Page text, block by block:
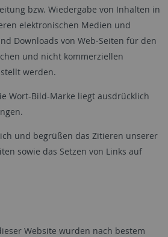
bzw. Wiedergabe von Inhalten in
elektronischen Medien und
Downloads von Web-Seiten für den
und nicht kommerziellen
werden.
Wort-Bild-Marke liegt ausdrücklich
und begrüßen das Zitieren unserer
sowie das Setzen von Links auf
Website wurden nach bestem